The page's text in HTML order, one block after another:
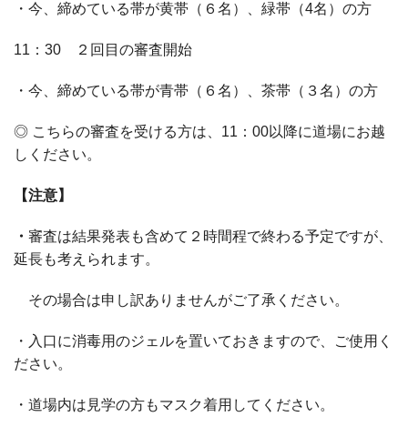
・今、締めている帯が黄帯（６名）、緑帯（4名）の方
11： 30 ２回目の審査開始
・今、締めている帯が青帯（６名）、茶帯（３名）の方
◎ こちらの審査を受ける方は、11：00以降に道場にお越
しください。
【注意】
・ 審査は結果発表も含めて２時間程で終わる予定ですが、
延長も考えられます。
その場合は申し訳ありませんがご了承ください。
・入口に消毒用のジェルを置いておきますので、ご使用く
ださい。
・道場内は見学の方もマスク着用してください。